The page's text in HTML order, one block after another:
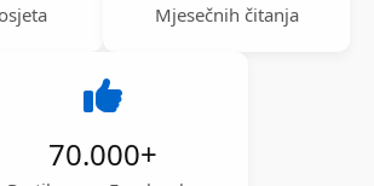
Mjesečnih čitanja
70.000+